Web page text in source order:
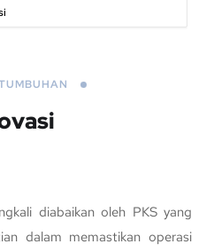
diabaikan oleh PKS yang
dalam memastikan operasi